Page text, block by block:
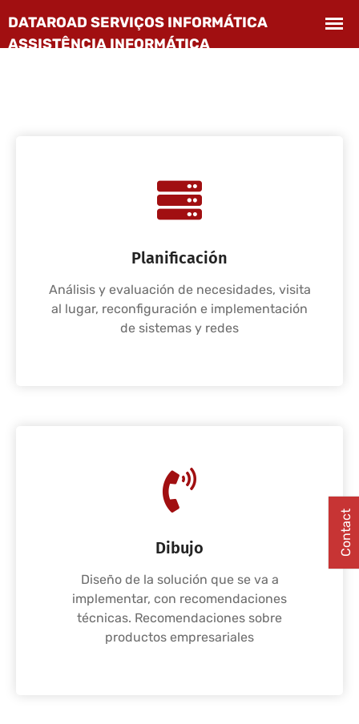
Planificación
Análisis y evaluación de necesidades, visita
al lugar, reconfiguración e implementación
de sistemas y redes
Dibujo
Diseño de la solución que se va a
implementar, con recomendaciones
técnicas. Recomendaciones sobre
productos empresariales
Contact